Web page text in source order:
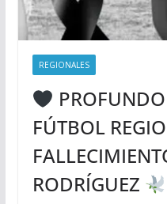
REGIONALES
FÚTBOL
RODRÍGUEZ